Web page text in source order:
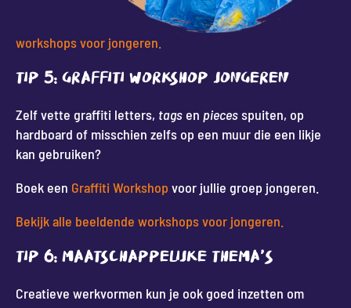
workshops voor jongeren.
Tip 5: Graffiti workshop jongeren
Zelf vette graffiti letters, tags en piecesspuiten, op
hardboard of misschien zelfs op een muur die een likje
kan gebruiken?
Boek een Graffiti Workshop voor jullie groep jongeren.
Bekijk alle beeldende workshops voor jongeren.
Tip 6: Maatschappelijke thema’s
Creatieve werkvormen kun je ook goed inzetten om